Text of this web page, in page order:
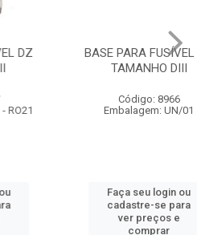
BASE PARA FUSÍVEL DZ
TAMANHO DIII
Código: 8966
Embalagem: UN/01
Faça seu login ou
cadastre-se para
ver preços e